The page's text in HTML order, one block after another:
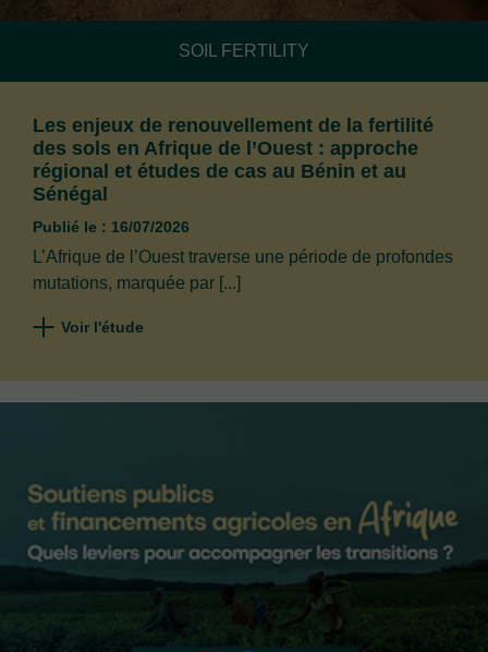
SOIL FERTILITY
Les enjeux de renouvellement de la fertilité
des sols en Afrique de l’Ouest : approche
régional et études de cas au Bénin et au
Sénégal
Publié le : 16/07/2026
L’Afrique de l’Ouest traverse une période de profondes
mutations, marquée par [...]
Voir l'étude